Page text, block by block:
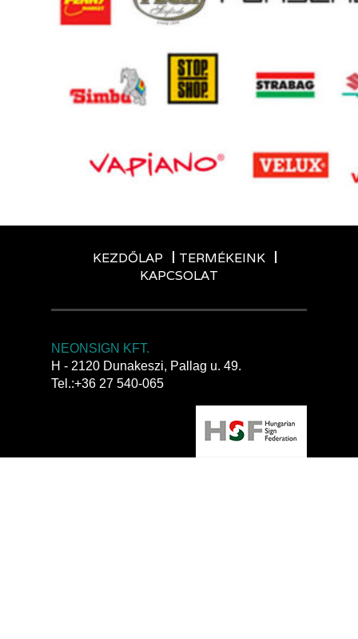
KEZDŐLAP
TERMÉKEINK
KAPCSOLAT
NEONSIGN KFT.
H - 2120 Dunakeszi, Pallag u. 49.
Tel.:+36 27 540-065